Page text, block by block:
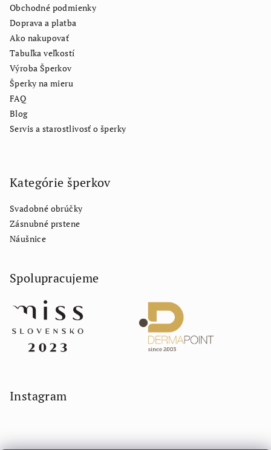
Obchodné podmienky
Doprava a platba
Ako nakupovať
Tabuľka veľkostí
Výroba Šperkov
Šperky na mieru
FAQ
Blog
Servis a starostlivosť o šperky
Kategórie šperkov
Svadobné obrúčky
Zásnubné prstene
Náušnice
Spolupracujeme
Instagram